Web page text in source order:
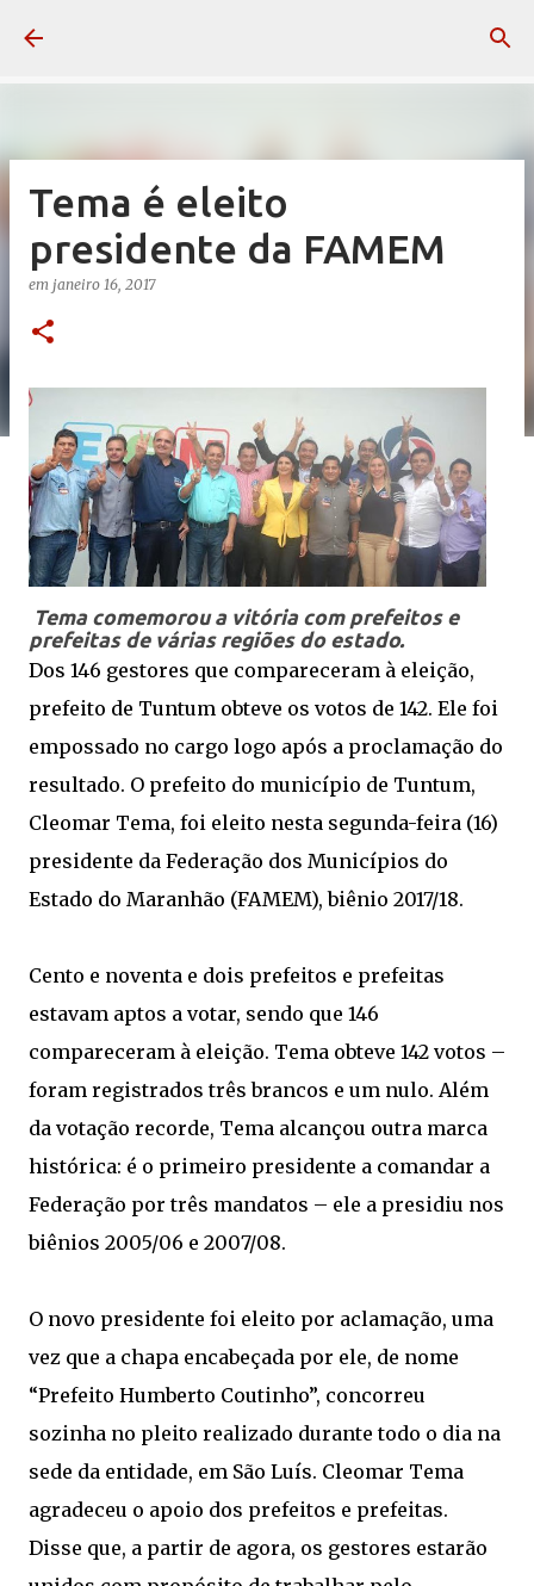
Tema é eleito
presidente da FAMEM
em janeiro 16, 2017
Tema comemorou a vitória com prefeitos e
prefeitas de várias regiões do estado.
Dos 146 gestores que compareceram à eleição,
prefeito de Tuntum obteve os votos de 142. Ele foi
empossado no cargo logo após a proclamação do
resultado. O prefeito do município de Tuntum,
Cleomar Tema, foi eleito nesta segunda-feira (16)
presidente da Federação dos Municípios do
Estado do Maranhão (FAMEM), biênio 2017/18.
Cento e noventa e dois prefeitos e prefeitas
estavam aptos a votar, sendo que 146
compareceram à eleição. Tema obteve 142 votos –
foram registrados três brancos e um nulo. Além
da votação recorde, Tema alcançou outra marca
histórica: é o primeiro presidente a comandar a
Federação por três mandatos – ele a presidiu nos
biênios 2005/06 e 2007/08.
O novo presidente foi eleito por aclamação, uma
vez que a chapa encabeçada por ele, de nome
“Prefeito Humberto Coutinho”, concorreu
sozinha no pleito realizado durante todo o dia na
sede da entidade, em São Luís. Cleomar Tema
agradeceu o apoio dos prefeitos e prefeitas.
Disse que, a partir de agora, os gestores estarão